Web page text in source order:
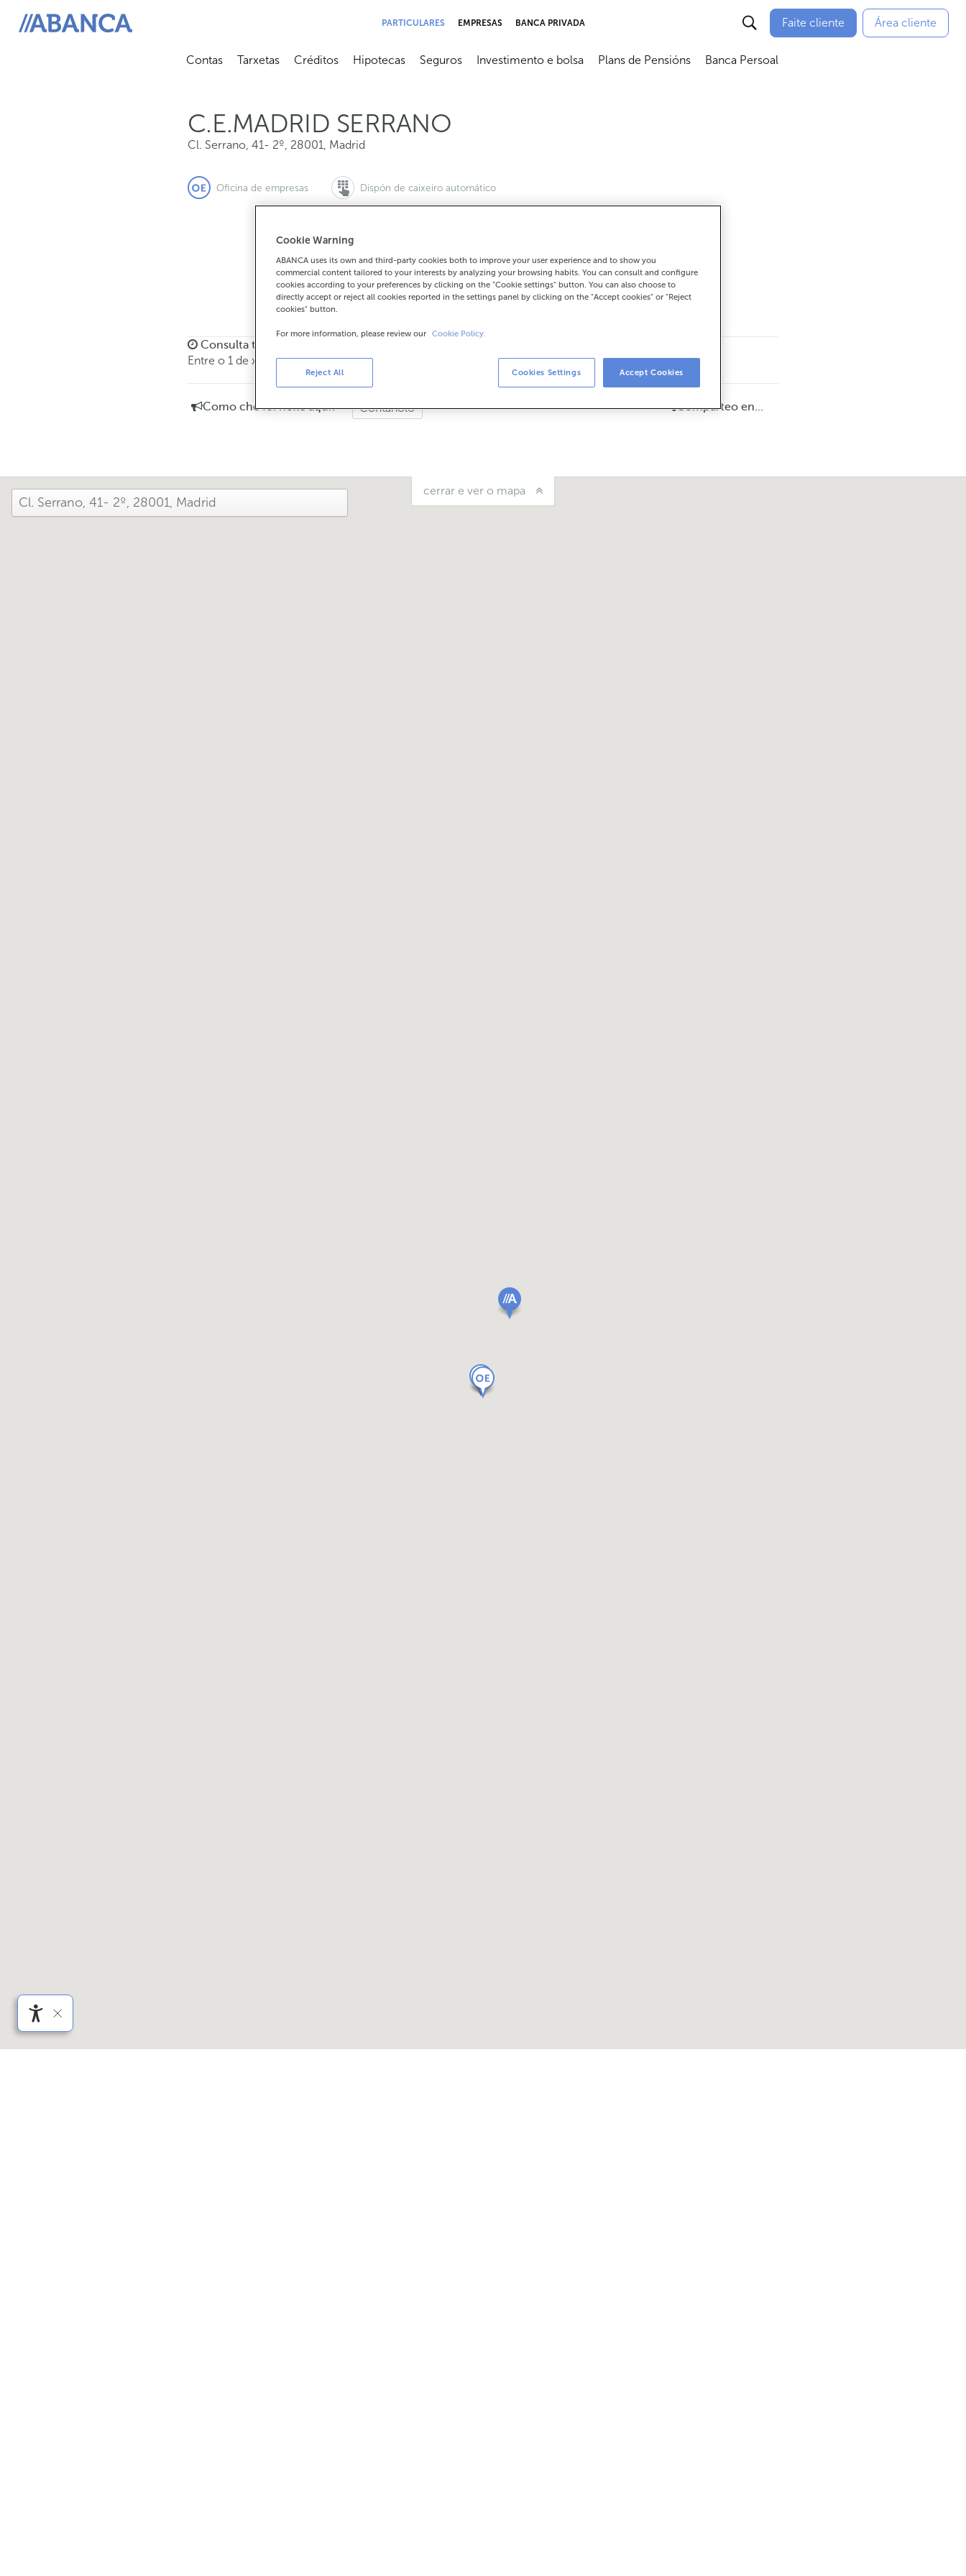
ABANCA
PARTICULARES EMPRESAS BANCA PRIVADA Faite cliente Área cliente
Contas
Abrir submenú
Tarxetas
Abrir submenú
Créditos
Abrir submenú
Hipotecas
Abrir submenú
Seguros
Abrir submenú
Investimento e bolsa
Abrir submenú
Plans de Pensións
Abrir submenú
Banca Persoal
C.E.MADRID SERRANO
Cl. Serrano, 41- 2º, 28001, Madrid
Oficina de empresas Dispón de caixeiro automático
911753709 Como chegar
Consulta todos os horarios
Entre o 1 de xuño e o 30 de setembro atendémoste nesta oficina de 8:15 a 14:00.
Como che foi hoxe aquí? Cóntanolo Compárteo en...
cerrar e ver o mapa
Cookie Warning
ABANCA uses its own and third-party cookies both to improve your user experience and to show you
commercial content tailored to your interests by analyzing your browsing habits. You can consult and configure
cookies according to your preferences by clicking on the "Cookie settings" button. You can also choose to
directly accept or reject all cookies reported in the settings panel by clicking on the "Accept cookies" or "Reject
cookies" button.
For more information, please review our Cookie Policy.
Reject All Cookies Settings Accept Cookies